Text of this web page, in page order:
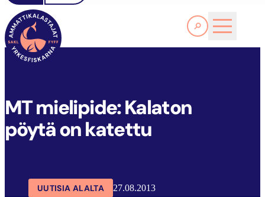
Lue lisää
SAKL
MT mielipide: Kalaton
pöytä on katettu
UUTISIA ALALTA
27.08.2013